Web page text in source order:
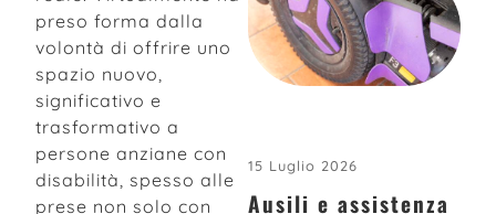
preso forma dalla
volontà di offrire uno
spazio nuovo,
significativo e
trasformativo a
persone anziane con
disabilità, spesso alle
prese non solo con
15 Luglio 2026
Ausili e assistenza